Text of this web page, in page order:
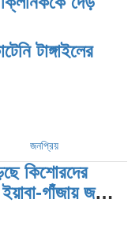
টাঙ্গাইলের
জনপ্রিয়
কিশোরদের
গাঁজায় জড়িয়ে